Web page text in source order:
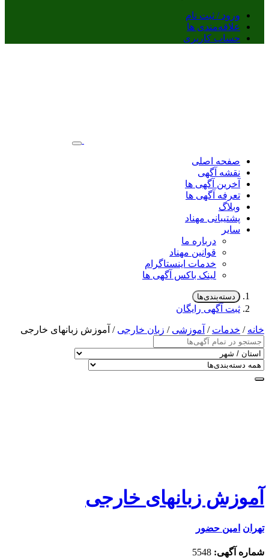
ورود / ثبت نام
علاقه‌مندی ها
حساب کاربری
صفحه اصلی
نقشه آگهی
آخرین آگهی ها
تعرفه آگهی ها
وبلاگ
پشتیبانی مهناد
سایر
درباره ما
قوانین مهناد
خدمات اینستاگرام
لینک باکس آگهی ها
دسته‌بندی‌ها
ثبت آگهی رایگان
خانه/ خدمات/ آموزشی / زبان خارجی / آموزش زبانهای خارجی
آموزش زبانهای خارجی
تهران امین حضور
شماره آگهی: 5548